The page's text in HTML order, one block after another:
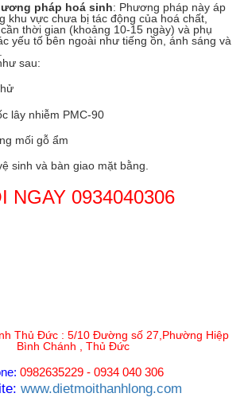
pháp hoá sinh: Phương pháp này áp
khu vực chưa bị tác động của hoá chất,
thời gian (khoảng 10-15 ngày) và phụ
yếu tố bên ngoài như tiếng ồn, ánh sáng và
sau:
lây nhiễm PMC-90
mối gỗ ẩm
sinh và bàn giao mặt bằng.
NGAY 0934040306
Thủ Đức : 5/10 Đường số 27,Phường Hiệp
Bình Chánh , Thủ Đức
0982635229 - 0934 040 306
www.dietmoithanhlong.com